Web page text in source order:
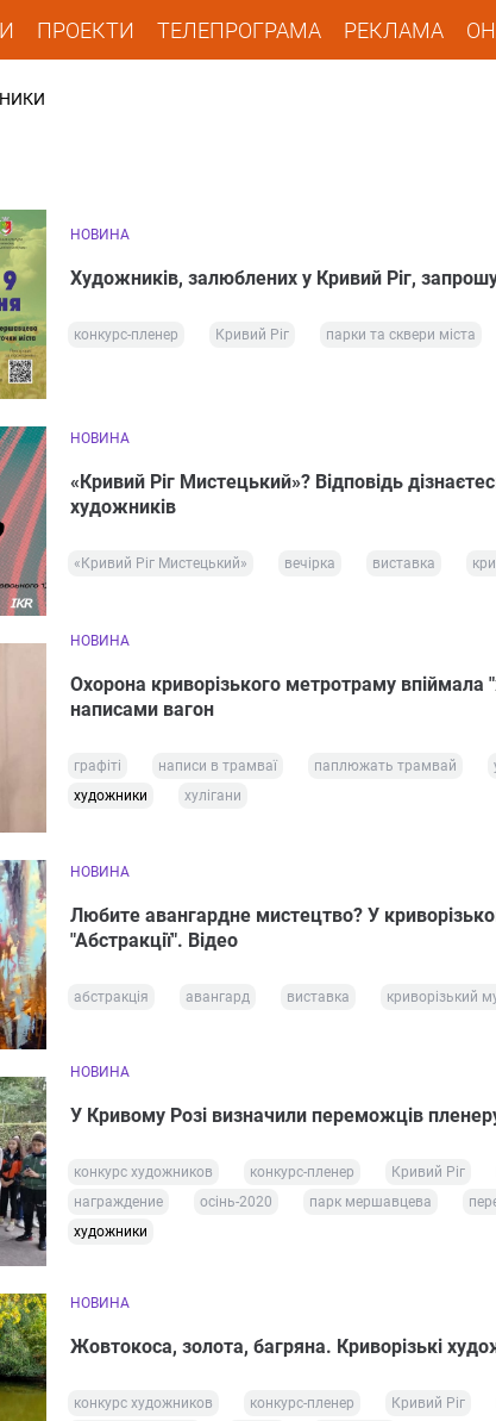
ПРОЕКТИ ТЕЛЕПРОГРАМА РЕКЛАМА
НОВИНА
Художників, залюблених у Кривий Ріг,
конкурс-пленер Кривий Ріг парки та сквери міста
НОВИНА
«Кривий Ріг Мистецький»? Відповідь
художників
«Кривий Ріг Мистецький» вечірка виставка
НОВИНА
Охорона криворізького метротраму
написами вагон
графіті написи в трамваї паплюжать трамвай
художники
хулігани
НОВИНА
Любите авангардне мистецтво? У
"Абстракції". Відео
абстракція авангард виставка криворізький
НОВИНА
У Кривому Розі визначили переможців
конкурс художников конкурс-пленер Кривий Ріг
награждение
осінь-2020 парк мершавцева
художники
НОВИНА
Жовтокоса, золота, багряна. Криворізькі
конкурс художников конкурс-пленер Кривий Ріг